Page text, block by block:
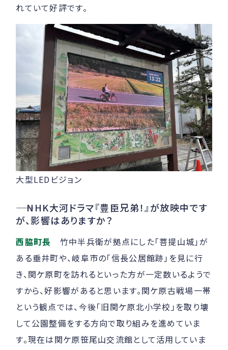
れていて好評です。
大型LEDビジョン
――NHK大河ドラマ『豊臣兄弟！』が放映中です
が、影響はありますか？
西脇町長
竹中半兵衛が拠点にした「菩提山城」が
ある垂井町や、岐阜市の「信長公居館跡」を見に行
き、関ケ原町を訪れるといった方が一定数いるようで
すから、好影響があると思います。関ケ原古戦場一帯
という観点では、今後「旧関ケ原北小学校」を取り壊
して公園整備をする方向で取り組みを進めていま
す。現在は関ケ原笹尾山交流館として活用していま